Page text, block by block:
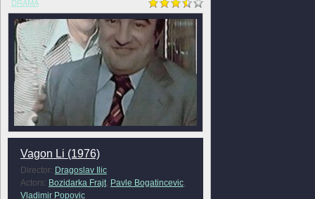
DRAMA
Vagon Li (1976)
Director: Dragoslav Ilic
Actors: Bozidarka Frajt, Pavle Bogatincevic,
Vladimir Popovic